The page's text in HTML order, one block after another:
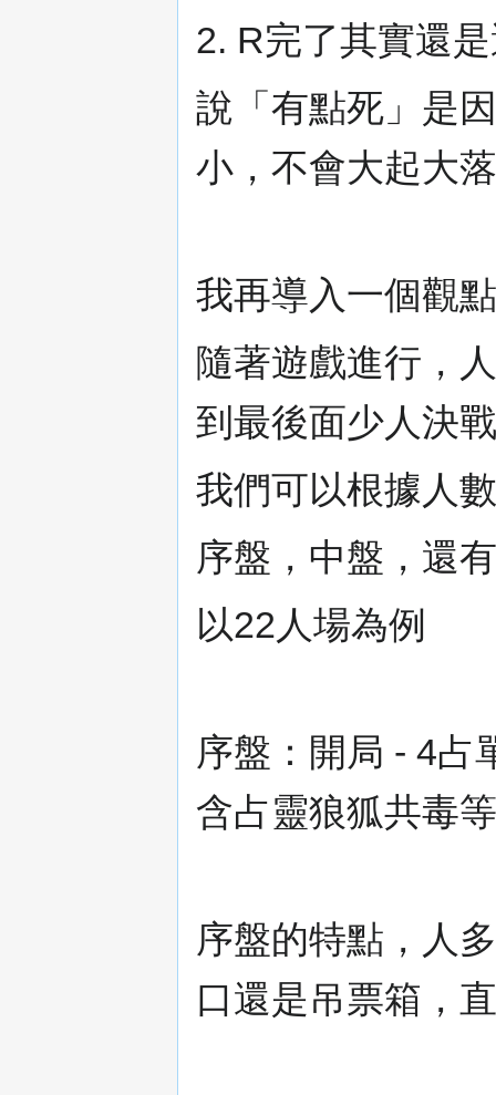
2. R完了其實還
說「有點死」是
小，不會大起大
我再導入一個觀
隨著遊戲進行，
到最後面少人決
我們可以根據人
序盤，中盤，還
以22人場為例
序盤：開局 - 4占
含占靈狼狐共毒
序盤的特點，人
口還是吊票箱，